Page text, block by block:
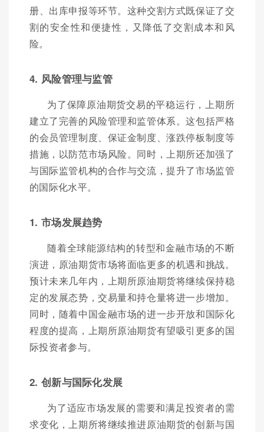
册、出库申报等环节。这种交割方式既保证了交
割的安全性和便捷性，又降低了交割成本和风
险。
4. 风险管理与监管
为了保障原油期货交易的平稳运行，上期所
建立了完善的风险管理和监管体系。这包括严格
的会员管理制度、保证金制度、涨跌停板制度等
措施，以防范市场风险。同时，上期所还加强了
与国际监管机构的合作与交流，提升了市场监管
的国际化水平。
1. 市场发展趋势
随着全球能源结构的转型和金融市场的不断
演进，原油期货市场将面临更多的机遇和挑战。
预计未来几年内，上期所原油期货将继续保持稳
定的发展态势，交易量和持仓量将进一步增加。
同时，随着中国金融市场的进一步开放和国际化
程度的提高，上期所原油期货有望吸引更多的国
际投资者参与。
2. 创新与国际化发展
为了适应市场发展的需要和满足投资者的需
求变化，上期所将继续推进原油期货的创新与国